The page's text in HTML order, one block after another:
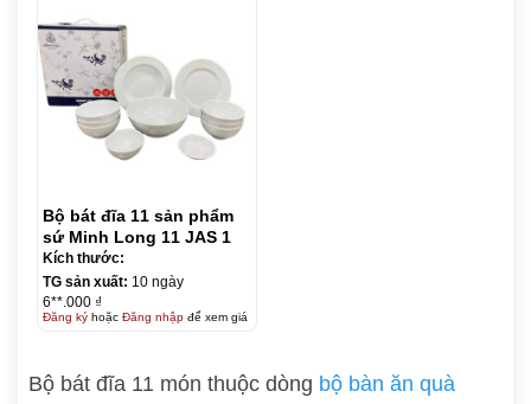
Bộ bát đĩa 11 sản phẩm
sứ Minh Long 11 JAS 1
Kích thước:
TG sản xuất: 10 ngày
6**.000 ₫
Đăng kýhoặc Đăng nhậpđể xem giá
Bộ bát đĩa 11 món thuộc dòng bộ bàn ăn quà